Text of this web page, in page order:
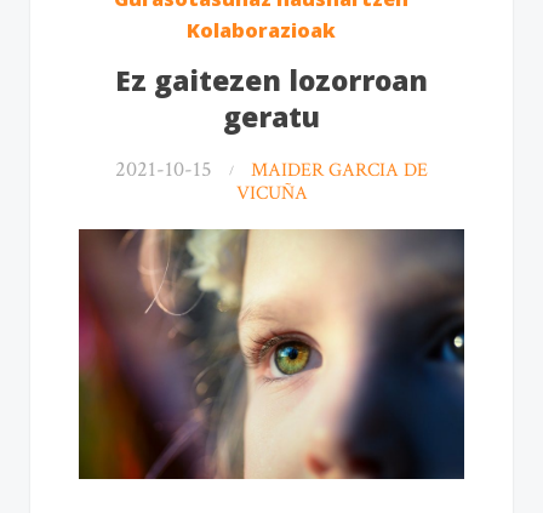
Kolaborazioak
Ez gaitezen lozorroan
geratu
2021-10-15
MAIDER GARCIA DE
VICUÑA